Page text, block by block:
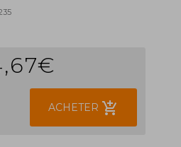
ACHETER add_shopping_cart